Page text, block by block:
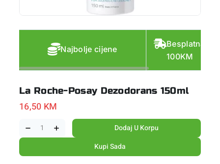
Najbolje cijene
Besplatna
100KM
La Roche-Posay Dezodorans 150ml
16,50 KM
Dodaj U Korpu
Kupi Sada